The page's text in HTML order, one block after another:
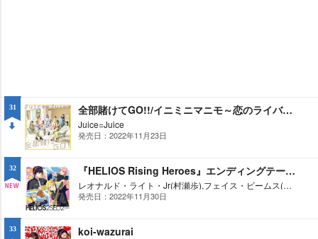
31
WN
全部賭けてGO!!/イニミニマニモ～恋のライバル宣言～
Juice=Juice
発売日：2022年11月23日
32
W
『HELIOS Rising Heroes』エンディングテーマ SECOND SEASON Vol.2(-START LINE-)
レオナルド・ライト・Jr(村瀬歩),フェイス・ビームス(ランズベリー・アーサー),キース・マックス(津田健次郎),ディノ・アルバーニ(鈴村健一)
発売日：2022年11月30日
33 koi-wazurai